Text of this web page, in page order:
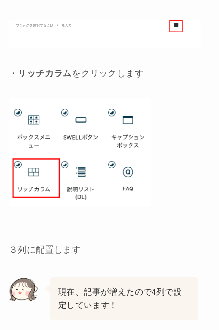
・ リッチカラムをクリックします
３列に配置します
現在、記事が増えたので4列で設
定しています！